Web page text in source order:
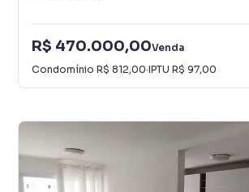
R$ 470.000,00Venda
Condomínio R$ 812,00·IPTU R$ 97,00